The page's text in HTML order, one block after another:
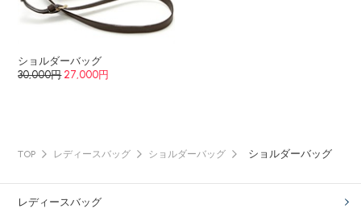
ショルダーバッグ
30,000円 27,000円
TOP レディースバッグ ショルダーバッグ ショルダーバッグ
レディースバッグ